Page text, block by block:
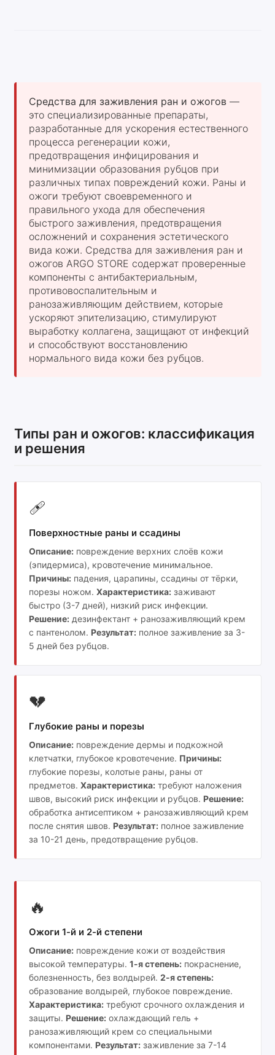
Средства для заживления ран и ожогов—
это специализированные препараты,
разработанные для ускорения естественного
процесса регенерации кожи,
предотвращения инфицирования и
минимизации образования рубцов при
различных типах повреждений кожи. Раны и
ожоги требуют своевременного и
правильного ухода для обеспечения
быстрого заживления, предотвращения
осложнений и сохранения эстетического
вида кожи. Средства для заживления ран и
ожогов ARGO STORE содержат проверенные
компоненты с антибактериальным,
противовоспалительным и
ранозаживляющим действием, которые
ускоряют эпителизацию, стимулируют
выработку коллагена, защищают от инфекций
и способствуют восстановлению
нормального вида кожи без рубцов.
Типы ран и ожогов: классификация
и решения
🩹
Поверхностные раны и ссадины
Описание:повреждение верхних слоёв кожи
(эпидермиса), кровотечение минимальное.
Причины:падения, царапины, ссадины от тёрки,
порезы ножом. Характеристика:заживают
быстро (3-7 дней), низкий риск инфекции.
Решение:дезинфектант + ранозаживляющий крем
с пантенолом. Результат:полное заживление за 3-
5 дней без рубцов.
💔
Глубокие раны и порезы
Описание:повреждение дермы и подкожной
клетчатки, глубокое кровотечение. Причины:
глубокие порезы, колотые раны, раны от
предметов. Характеристика:требуют наложения
швов, высокий риск инфекции и рубцов. Решение:
обработка антисептиком + ранозаживляющий крем
после снятия швов. Результат:полное заживление
за 10-21 день, предотвращение рубцов.
🔥
Ожоги 1-й и 2-й степени
Описание:повреждение кожи от воздействия
высокой температуры. 1-я степень:покраснение,
болезненность, без волдырей. 2-я степень:
образование волдырей, глубокое повреждение.
Характеристика:требуют срочного охлаждения и
защиты. Решение:охлаждающий гель +
ранозаживляющий крем со специальными
компонентами. Результат:заживление за 7-14